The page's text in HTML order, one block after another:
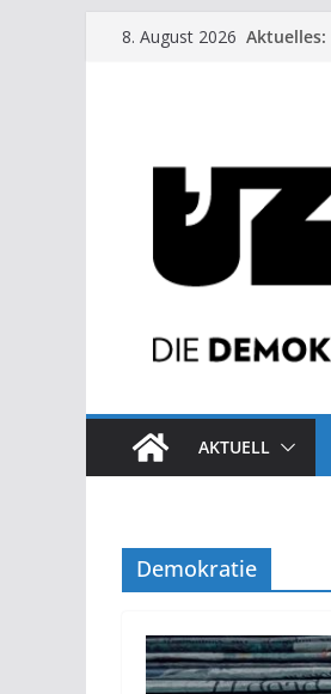
Zum8. August 2026 Aktuelles:
AKTUELL
Demokratie